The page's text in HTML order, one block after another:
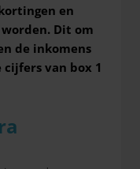
en
Dit om
de inkomens
van box 1